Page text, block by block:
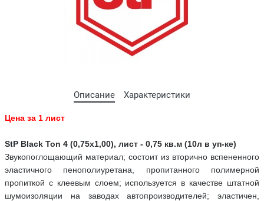
Описание Характеристики
Цена за 1 лист
StP Black Ton 4 (0,75x1,00), лист - 0,75 кв.м (10л в уп-ке)
Звукопоглощающий материал; состоит из вторично вспененного
эластичного пенополиуретана, пропитанного полимерной
пропиткой с клеевым слоем; используется в качестве штатной
шумоизоляции на заводах автопроизводителей; эластичен,